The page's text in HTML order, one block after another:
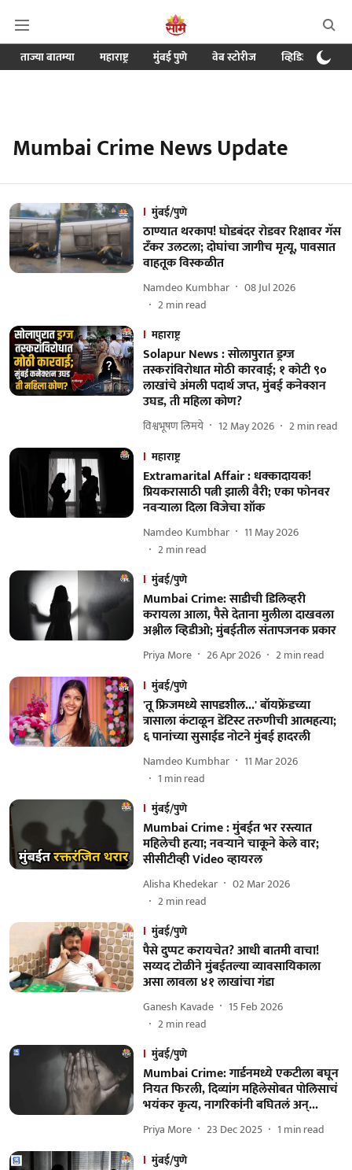
ताज्या बातम्या महाराष्ट्र मुंबई पुणे वेब स्टोरीज व्हिडिओ
Mumbai Crime News Update
मुंबई/पुणे
ठाण्यात थरकाप! घोडबंदर रोडवर रिक्षावर गॅस
टँकर उलटला; दोघांचा जागीच मृत्यू, पावसात
वाहतूक विस्कळीत
Namdeo Kumbhar
08 Jul 2026
2min read
महाराष्ट्र
Solapur News : सोलापुरात ड्रग्ज
तस्करांविरोधात मोठी कारवाई; १ कोटी ९०
लाखांचे अंमली पदार्थ जप्त, मुंबई कनेक्शन
उघड, ती महिला कोण?
विश्वभूषण लिमये 12 May 2026 2min read
महाराष्ट्र
Extramarital Affair : धक्कादायक!
प्रियकरासाठी पत्नी झाली वैरी; एका फोनवर
नवऱ्याला दिला विजेचा शॉक
Namdeo Kumbhar
11 May 2026
2min read
मुंबई/पुणे
Mumbai Crime: साडीची डिलिव्हरी
करायला आला, पैसे देताना मुलीला दाखवला
अश्लील व्हिडीओ; मुंबईतील संतापजनक प्रकार
Priya More 26 Apr 2026 2min read
मुंबई/पुणे
'तू फ्रिजमध्ये सापडशील...' बॉयफ्रेंडच्या
त्रासाला कंटाळून डेंटिस्ट तरुणीची आत्महत्या;
६ पानांच्या सुसाईड नोटने मुंबई हादरली
Namdeo Kumbhar
11 Mar 2026
1 min read
मुंबई/पुणे
Mumbai Crime : मुंबईत भर रस्त्यात
महिलेची हत्या; नवऱ्याने चाकूने केले वार;
सीसीटीव्ही Video व्हायरल
Alisha Khedekar
02 Mar 2026
2min read
मुंबई/पुणे
पैसे दुप्पट करायचेत? आधी बातमी वाचा!
सय्यद टोळीने मुंबईतल्या व्यावसायिकाला
असा लावला ४१ लाखांचा गंडा
Ganesh Kavade
15 Feb 2026
2min read
मुंबई/पुणे
Mumbai Crime: गार्डनमध्ये एकटीला बघून
नियत फिरली, दिव्यांग महिलेसोबत पोलिसाचं
भयंकर कृत्य, नागरिकांनी बघितलं अन्...
Priya More 23 Dec 2025 1 min read
मुंबई/पुणे